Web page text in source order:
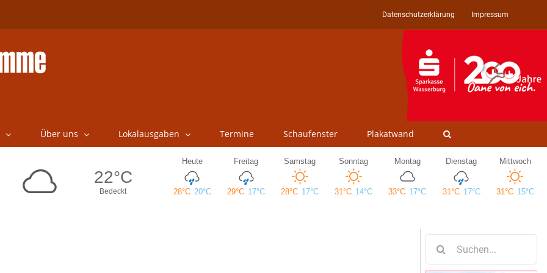
Datenschutzerklärung Impressum
Über uns Lokalausgaben Termine Schaufenster Plakatwand
nach: